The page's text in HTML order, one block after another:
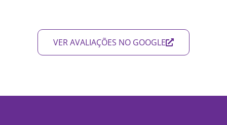
VER AVALIAÇÕES NO GOOGLE